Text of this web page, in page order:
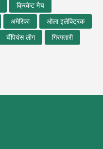
क्रिकेट मैच
अमेरिका
ओला इलेक्ट्रिक
चैंपियंस लीग
गिरफ्तारी